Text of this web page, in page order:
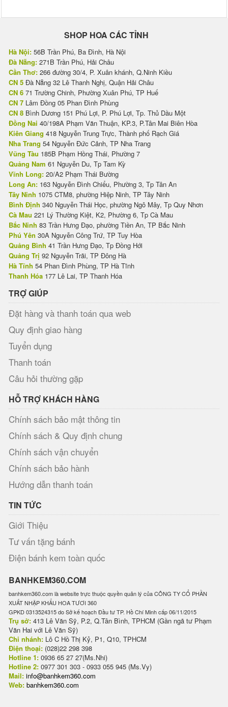
SHOP HOA CÁC TỈNH
Hà Nội: 56B Trần Phú, Ba Đình, Hà Nội
Đà Nẵng: 271B Trần Phú, Hải Châu
Cần Thơ: 266 đường 30/4, P. Xuân khánh, Q.Ninh Kiều
CN 5 Đà Nẵng 32 Lê Thanh Nghị, Quận Hải Châu
CN 6 71 Trường Chinh, Phường Xuân Phú, TP Huế
CN 7 Lâm Đồng 05 Phan Đình Phùng
CN 8 Bình Dương 151 Phú Lợi, P. Phú Lợi, Tp. Thủ Dầu Một
Đồng Nai 40/198A Phạm Văn Thuận, KP.3, P.Tân Mai Biên Hòa
Kiên Giang 418 Nguyễn Trung Trực, Thành phố Rạch Giá
Nha Trang 54 Nguyễn Đức Cảnh, TP Nha Trang
Vũng Tàu 185B Phạm Hồng Thái, Phường 7
Quảng Nam 61 Nguyễn Du, Tp Tam Kỳ
Vĩnh Long: 20/A2 Phạm Thái Bường
Long An: 163 Nguyễn Đình Chiểu, Phường 3, Tp Tân An
Tây Ninh 1075 CTM8, phường Hiệp Ninh, TP Tây Ninh
Bình Định 340 Nguyễn Thái Học, phường Ngô Mây, Tp Quy Nhơn
Cà Mau 221 Lý Thường Kiệt, K2, Phường 6, Tp Cà Mau
Bắc Ninh 83 Trần Hưng Đạo, phường Tiền An, TP Bắc Ninh
Phú Yên 30A Nguyễn Công Trứ, TP Tuy Hòa
Quảng Bình 41 Trần Hưng Đạo, Tp Đồng Hới
Quảng Trị 92 Nguyễn Trãi, TP Đông Hà
Hà Tĩnh 54 Phan Đình Phùng, TP Hà Tĩnh
Thanh Hóa 177 Lê Lai, TP Thanh Hóa
TRỢ GIÚP
Đặt hàng và thanh toán qua web
Quy định giao hàng
Tuyển dụng
Thanh toán
Câu hỏi thường gặp
HỖ TRỢ KHÁCH HÀNG
Chính sách bảo mật thông tin
Chính sách & Quy định chung
Chính sách vận chuyển
Chính sách bảo hành
Hướng dẫn thanh toán
TIN TỨC
Giới Thiệu
Tư vấn tặng bánh
Điện bánh kem toàn quốc
BANHKEM360.COM
banhkem360.com là website trực thuộc quyền quản lý của CÔNG TY CỔ PHẦN
XUẤT NHẬP KHẨU HOA TƯƠI 360
GPKD 0313524315 do Sở kế hoạch Đầu tư TP. Hồ Chí Minh cấp 06/11/2015
Trụ sở: 413 Lê Văn Sỹ, P.2, Q.Tân Bình, TPHCM (Gần ngã tư Phạm
Văn Hai với Lê Văn Sỹ)
Chi nhánh: Lô C Hồ Thị Kỷ, P1, Q10, TPHCM
Điện thoại: (028)22 298 398
Hotline 1: 0936 65 27 27(Ms.Nhi)
Hotline 2: 0977 301 303 - 0933 055 945 (Ms.Vy)
Mail: info@banhkem360.com
Web: banhkem360.com